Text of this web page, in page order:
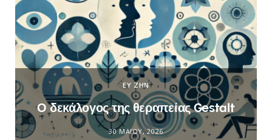
ΕΥ ΖΗΝ
Ο δεκάλογος της θεραπείας Gestalt
30 ΜΑΪ́ΟΥ, 2026